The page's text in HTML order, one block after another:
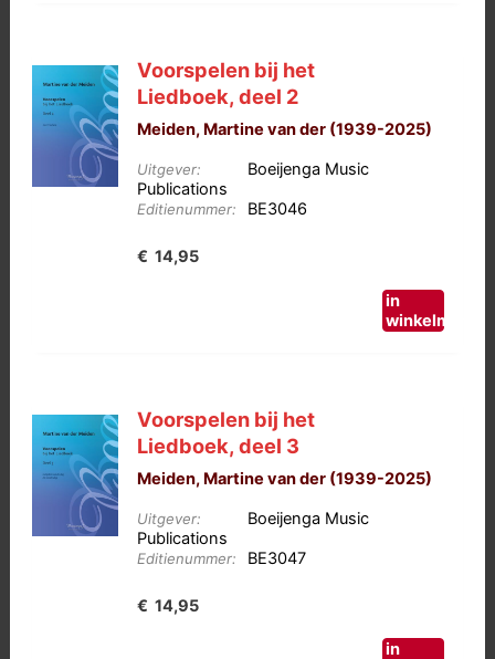
Voorspelen bij het
Liedboek, deel 2
Meiden, Martine van der (1939-2025)
Uitgever:
Boeijenga Music
Publications
Editienummer: BE3046
€ 14,95
in
winkelmand
Voorspelen bij het
Liedboek, deel 3
Meiden, Martine van der (1939-2025)
Uitgever:
Boeijenga Music
Publications
Editienummer: BE3047
€ 14,95
in